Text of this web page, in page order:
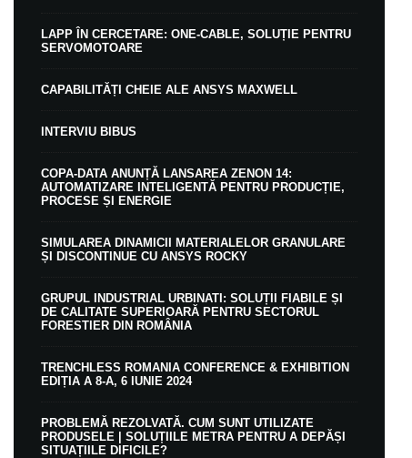
LAPP ÎN CERCETARE: ONE-CABLE, SOLUȚIE PENTRU
SERVOMOTOARE
CAPABILITĂȚI CHEIE ALE ANSYS MAXWELL
INTERVIU BIBUS
COPA-DATA ANUNȚĂ LANSAREA ZENON 14:
AUTOMATIZARE INTELIGENTĂ PENTRU PRODUCȚIE,
PROCESE ȘI ENERGIE
SIMULAREA DINAMICII MATERIALELOR GRANULARE
ȘI DISCONTINUE CU ANSYS ROCKY
GRUPUL INDUSTRIAL URBINATI: SOLUȚII FIABILE ȘI
DE CALITATE SUPERIOARĂ PENTRU SECTORUL
FORESTIER DIN ROMÂNIA
TRENCHLESS ROMANIA CONFERENCE & EXHIBITION
EDIȚIA A 8-A, 6 IUNIE 2024
PROBLEMĂ REZOLVATĂ. CUM SUNT UTILIZATE
PRODUSELE | SOLUȚIILE METRA PENTRU A DEPĂȘI
SITUAȚIILE DIFICILE?